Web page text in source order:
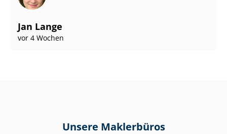
Jan Lange
vor 4 Wochen
Unsere Maklerbüros